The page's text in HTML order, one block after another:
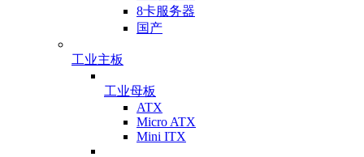
8卡服务器
国产
工业主板
工业母板
ATX
Micro ATX
Mini ITX